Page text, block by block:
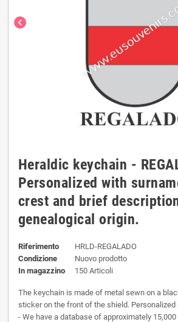
chevron_left
Heraldic keychain -
Personalized with
crest and brief
genealogical origin.
Riferimento
HRLD-REGALADO
Condizione
Nuovo prodotto
In magazzino
150 Articoli
The keychain is made of metal sewn on a
sticker on the front of the shield. Personalized
- We have a database of approximately